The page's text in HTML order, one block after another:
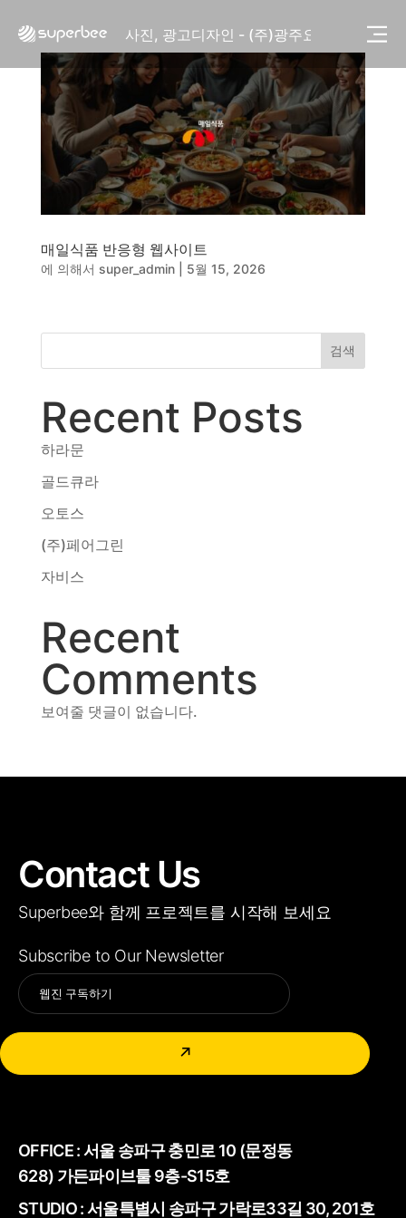
사진, 광고디자인 - (주)광주요
웹사이트 - (주)세스코
제품디자인 - 삼성전자㈜
동영상, CI - 카피어랜드㈜
동영상, 홈페이지 - (주)분독
동영상, 카탈로그 - 피자마루
웹사이트 - 백조씽크
사진, 광고디자인 - 중외제약
패키지, 디자인 - 고려은단
동영상 - ㈜고피자
동영상 - 모모스커피㈜
사진, 광고디자인 - (주)화요
제품디자인 - 삼성전자㈜
동영상, CI - 카피어랜드㈜
동영상 - 삼양홀딩스
동영상 - 킷캣
매일식품 반응형 웹사이트
에 의해서 super_admin| 5월 15, 2026
검색
Recent Posts
하라문
골드큐라
오토스
(주)페어그린
자비스
Recent
Comments
보여줄 댓글이 없습니다.
Contact Us
Superbee와 함께 프로젝트를 시작해 보세요
Subscribe to Our Newsletter
↗
Alternative:
OFFICE :서울 송파구 충민로 10 (문정동
628) 가든파이브툴 9층-S15호
STUDIO : 서울특별시 송파구 가락로33길 30, 201호